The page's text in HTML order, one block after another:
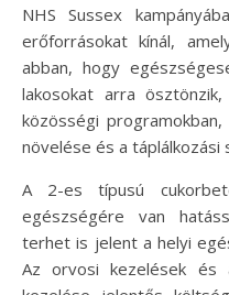
NHS Sussex
erőforrásokat kínál,
abban, hogy
lakosokat arra
közösségi
növelése és a táplálkozási
A 2-es típusú
egészségére van
terhet is jelent a helyi
Az orvosi kezelések és